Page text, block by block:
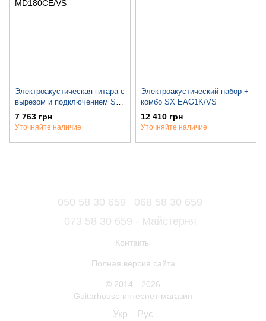
Электроакустическая гитара с
вырезом и подключением SX
MD180CE/VS
7 763 грн
Уточняйте наличие
Электроакустический набор +
комбо SX EAG1K/VS
12 410 грн
Уточняйте наличие
050 58 30 659
068 58 30 659
073 58 30 659 - Майстерня
Контакты
Полная версия сайта
© 2014—2026
Guitarhouse интернет-магазин
Укр Рус